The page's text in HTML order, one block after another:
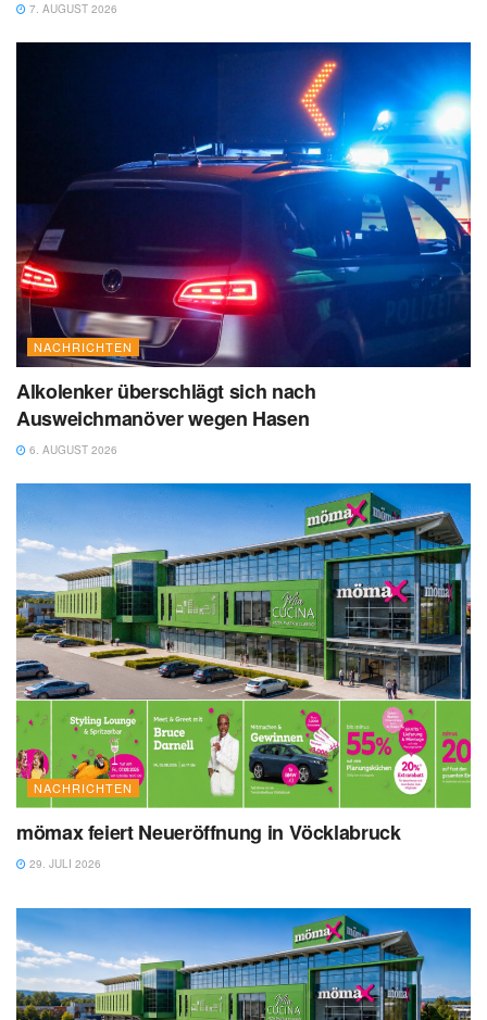
7. AUGUST 2026
NACHRICHTEN
Alkolenker überschlägt sich nach
Ausweichmanöver wegen Hasen
6. AUGUST 2026
NACHRICHTEN
mömax feiert Neueröffnung in Vöcklabruck
29. JULI 2026